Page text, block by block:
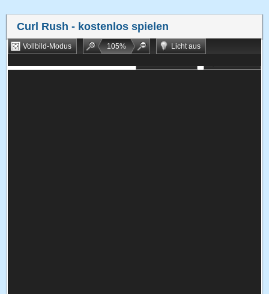
Curl Rush - kostenlos spielen
Vollbild-Modus 105%
Licht aus